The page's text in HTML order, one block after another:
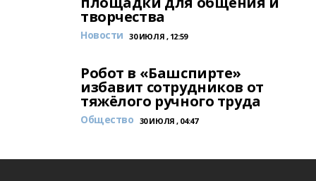
творчества
Новости 30 ИЮЛЯ , 12:59
Робот в «Башспирте»
избавит сотрудников от
тяжёлого ручного труда
Общество 30 ИЮЛЯ , 04:47